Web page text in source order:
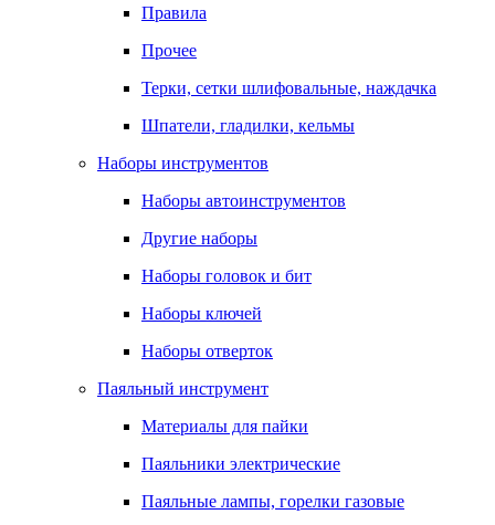
Правила
Прочее
Терки, сетки шлифовальные, наждачка
Шпатели, гладилки, кельмы
Наборы инструментов
Наборы автоинструментов
Другие наборы
Наборы головок и бит
Наборы ключей
Наборы отверток
Паяльный инструмент
Материалы для пайки
Паяльники электрические
Паяльные лампы, горелки газовые